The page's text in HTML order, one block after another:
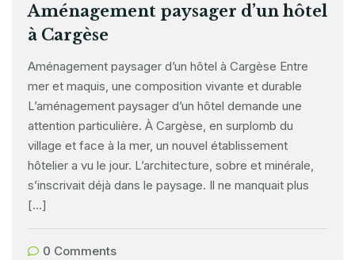
Aménagement paysager d’un hôtel
à Cargèse
Aménagement paysager d’un hôtel à Cargèse Entre
mer et maquis, une composition vivante et durable
L’aménagement paysager d’un hôtel demande une
attention particulière. À Cargèse, en surplomb du
village et face à la mer, un nouvel établissement
hôtelier a vu le jour. L’architecture, sobre et minérale,
s’inscrivait déjà dans le paysage. Il ne manquait plus
[…]
0 Comments